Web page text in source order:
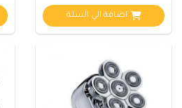
اضافة الي السلة